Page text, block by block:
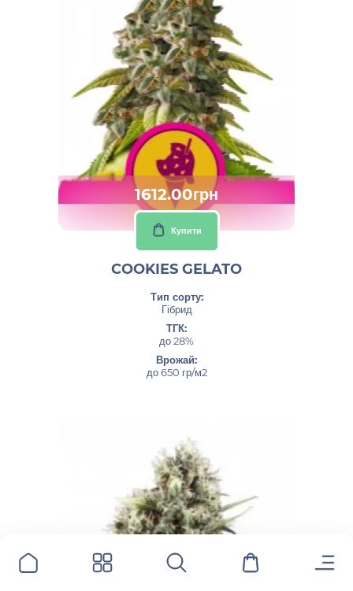
1612.00грн
Купити
COOKIES GELATO
Тип сорту:
Гібрид
ТГК:
до 28%
Врожай:
до 650 гр/м2